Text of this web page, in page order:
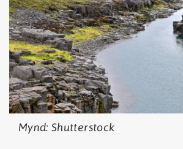
Mynd: Shutterstock